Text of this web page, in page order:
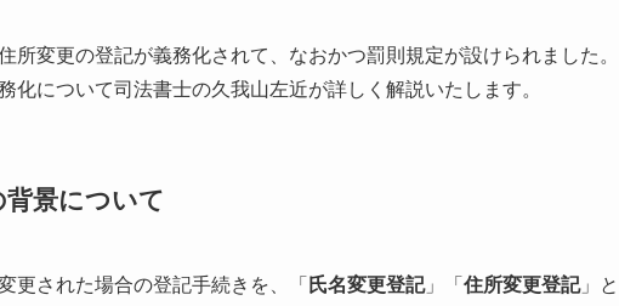
所変更の登記が義務化されて、なおかつ罰則規定が設けられました。
化について司法書士の久我山左近が詳しく解説いたします。
背景について
更された場合の登記手続きを、「 氏名変更登記」「 住所変更登記」と